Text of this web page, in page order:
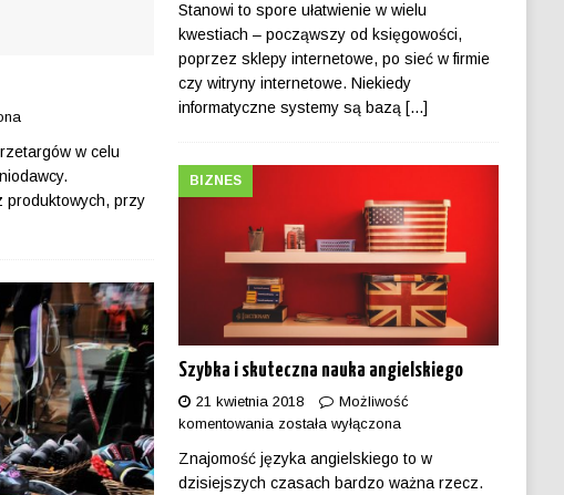
w celu
produktowych, przy
Stanowi to spore ułatwienie w wielu
kwestiach – począwszy od księgowości,
poprzez sklepy internetowe, po sieć w firmie
czy witryny internetowe. Niekiedy
informatyczne systemy są bazą [...]
Szybka i skuteczna nauka angielskiego
BIZNES
21 kwietnia 2018
Możliwość
komentowania została wyłączona
Znajomość języka angielskiego to w
dzisiejszych czasach bardzo ważna rzecz.